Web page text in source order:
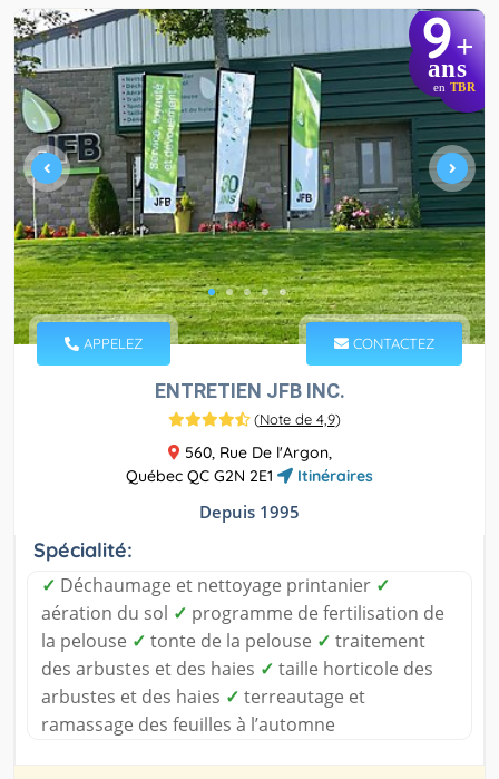
9+
ans
en TBR
APPELEZ CONTACTEZ
ENTRETIEN JFB INC.
(Note de 4,9)
560, Rue De l'Argon,
Québec QC G2N 2E1
Itinéraires
Depuis 1995
Spécialité:
✓ Déchaumage et nettoyage printanier ✓
aération du sol ✓ programme de fertilisation de
la pelouse ✓ tonte de la pelouse ✓ traitement
des arbustes et des haies ✓ taille horticole des
arbustes et des haies ✓ terreautage et
ramassage des feuilles à l’automne